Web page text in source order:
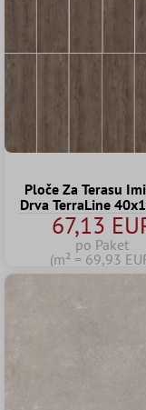
Ploče Za Terasu
Drva TerraLine
67,13
po Paket
(m² = 69,93